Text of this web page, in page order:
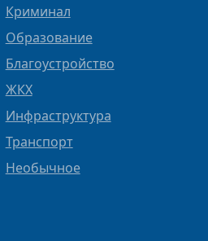
Криминал
Образование
Благоустройство
ЖКХ
Инфраструктура
Транспорт
Необычное